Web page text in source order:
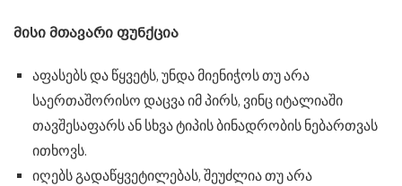
მისი მთავარი ფუნქცია
აფასებს და წყვეტს, უნდა მიენიჭოს თუ არა
საერთაშორისო დაცვა იმ პირს, ვინც იტალიაში
თავშესაფარს ან სხვა ტიპის ბინადრობის ნებართვას
ითხოვს.
იღებს გადაწყვეტილებას, შეუძლია თუ არა